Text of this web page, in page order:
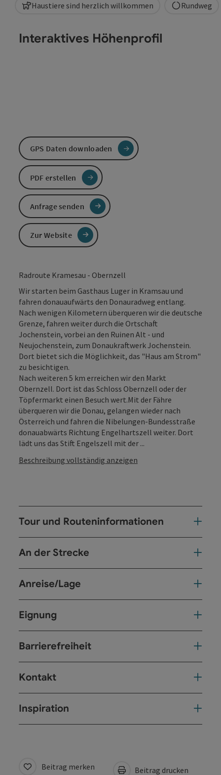
Haustiere sind herzlich willkommen Rundweg
Radroute Kramesau - Obernzell
Wir starten beim Gasthaus Luger in Kramsau und
fahren donauaufwärts den Donauradweg entlang.
Nach wenigen Kilometern überqueren wir die deutsche
Grenze, fahren weiter durch die Ortschaft
Jochenstein, vorbei an den Ruinen Alt - und
Neujochenstein, zum Donaukraftwerk Jochenstein.
Dort bietet sich die Möglichkeit, das "Haus am Strom"
zu besichtigen.
Nach weiteren 5 km erreichen wir den Markt
Obernzell. Dort ist das Schloss Obernzell oder der
Töpfermarkt einen Besuch wert.Mit der Fähre
überqueren wir die Donau, gelangen wieder nach
Österreich und fahren die Nibelungen-Bundesstraße
donauabwärts Richtung Engelhartszell weiter. Dort
lädt uns das Stift Engelszell mit der ...
Beschreibung vollständig anzeigen
Tour und Routeninformationen
An der Strecke
Anreise/Lage
Eignung
Barrierefreiheit
Kontakt
Inspiration
Interaktives Höhenprofil
GPS Daten downloaden
PDF erstellen
Anfrage senden
Zur Website
Beitrag merken Beitrag drucken